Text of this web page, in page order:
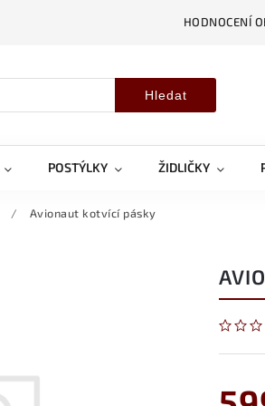
HODNOCENÍ
Hledat
POSTÝLKY ŽIDLIČKY
/ Avionaut kotvící pásky